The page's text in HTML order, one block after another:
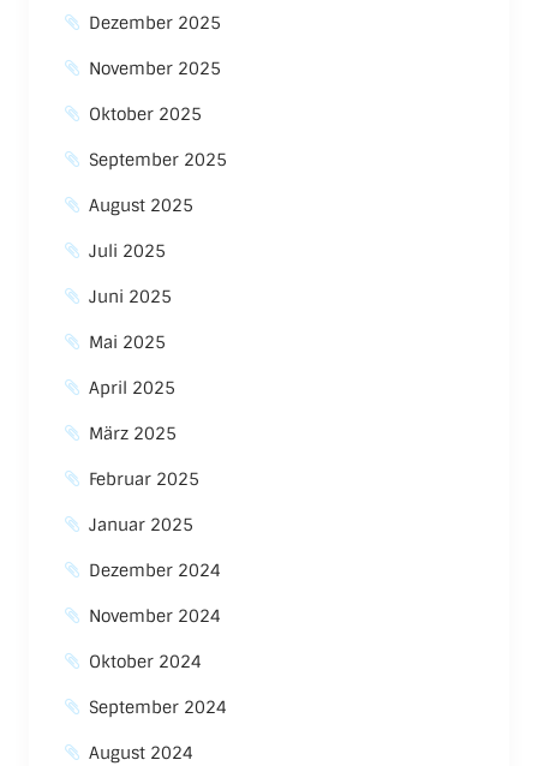
Dezember 2025
November 2025
Oktober 2025
September 2025
August 2025
Juli 2025
Juni 2025
Mai 2025
April 2025
März 2025
Februar 2025
Januar 2025
Dezember 2024
November 2024
Oktober 2024
September 2024
August 2024